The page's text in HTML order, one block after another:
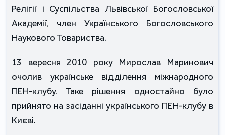
Релігії і Суспільства Львівської Богословської
Академії, член Українського Богословського
Наукового Товариства.
13 вересня 2010 року Мирослав Маринович
очолив українське відділення міжнародного
ПЕН-клубу. Таке рішення одностайно було
прийнято на засіданні українського ПЕН-клубу в
Києві.